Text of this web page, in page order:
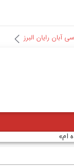
آبان رایان البرز
ام»